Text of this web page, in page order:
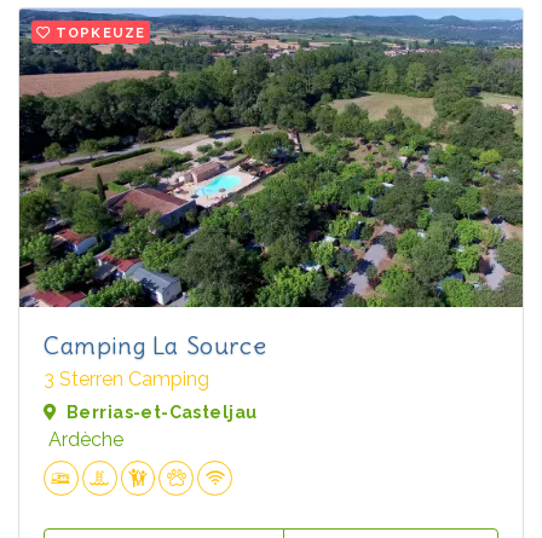
TOPKEUZE
Camping La Source
3 Sterren Camping
Berrias-et-Casteljau
Ardèche